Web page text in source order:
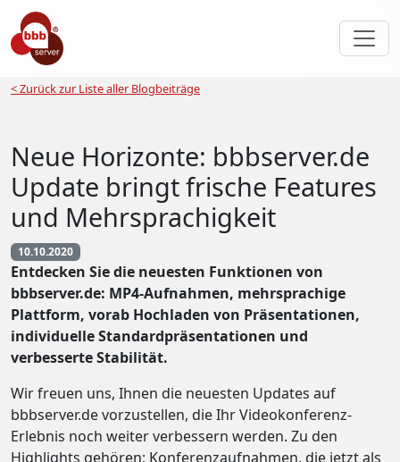
< Zurück zur Liste aller Blogbeiträge
Neue Horizonte: bbbserver.de
Update bringt frische Features
und Mehrsprachigkeit
10.10.2020
Entdecken Sie die neuesten Funktionen von
bbbserver.de: MP4-Aufnahmen, mehrsprachige
Plattform, vorab Hochladen von Präsentationen,
individuelle Standardpräsentationen und
verbesserte Stabilität.
Wir freuen uns, Ihnen die neuesten Updates auf
bbbserver.de vorzustellen, die Ihr Videokonferenz-
Erlebnis noch weiter verbessern werden. Zu den
Highlights gehören: Konferenzaufnahmen, die jetzt als